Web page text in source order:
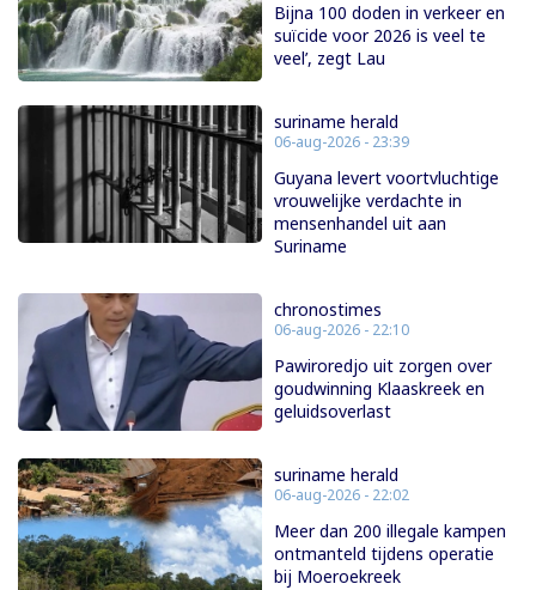
Bijna 100 doden in verkeer en
suïcide voor 2026 is veel te
veel’, zegt Lau
suriname herald
06-aug-2026 - 23:39
Guyana levert voortvluchtige
vrouwelijke verdachte in
mensenhandel uit aan
Suriname
chronostimes
06-aug-2026 - 22:10
Pawiroredjo uit zorgen over
goudwinning Klaaskreek en
geluidsoverlast
suriname herald
06-aug-2026 - 22:02
Meer dan 200 illegale kampen
ontmanteld tijdens operatie
bij Moeroekreek